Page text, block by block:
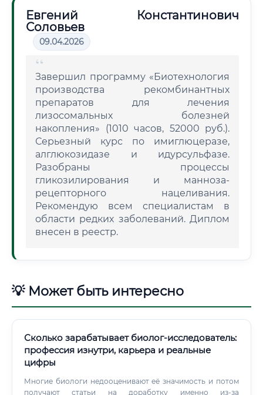
Евгений Константинович
Соловьев
09.04.2026
Завершил программу «Биотехнология
производства рекомбинантных
препаратов для лечения
лизосомальных болезней
накопления» (1010 часов, 52000 руб.).
Серьезный курс по имиглюцеразе,
алглюкозидазе и идурсульфазе.
Разобраны процессы
гликозилирования и манноза-
рецепторного нацеливания.
Рекомендую всем специалистам в
области редких заболеваний. Диплом
внесен в реестр.
💡 Может быть интересно
Сколько зарабатывает биолог-исследователь:
профессия изнутри, карьера и реальные
цифры
Многие биологи недооценивают её значимость и потом
получают статьи на доработку именно из-за